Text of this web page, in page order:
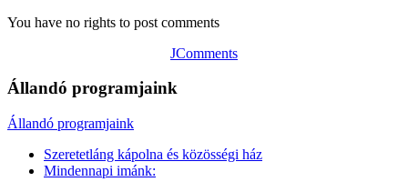
You have no rights to post comments
JComments
Állandó programjaink
Állandó programjaink
Szeretetláng kápolna és közösségi ház
Mindennapi imánk: